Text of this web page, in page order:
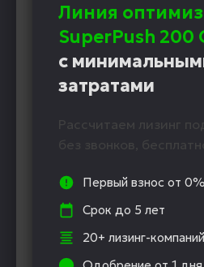
Линия
SuperPush 200
с
затратами
Рассчитаем лизинг
без звонков,
Первый взнос от 0%
Срок до 5 лет
20+ лизинг-компаний